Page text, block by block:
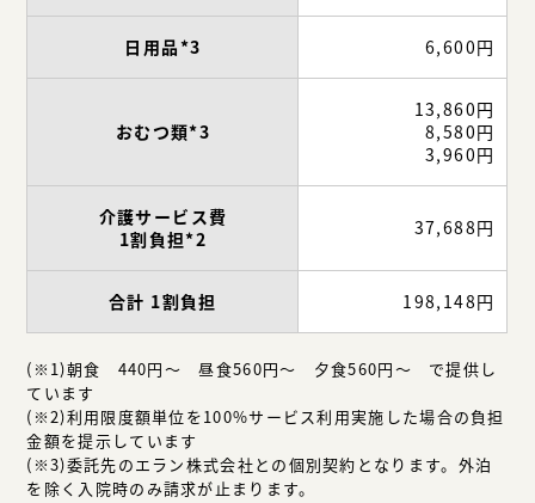
日用品*3 6,600円
おむつ類*3
13,860円
8,580円
3,960円
介護サービス費
1割負担*2
37,688円
合計 1割負担 198,148円
(※1)朝食 440円～ 昼食560円～ 夕食560円～ で提供し
ています
(※2)利用限度額単位を100%サービス利用実施した場合の負担
金額を提示しています
(※3)委託先のエラン株式会社との個別契約となります。外泊
を除く入院時のみ請求が止まります。